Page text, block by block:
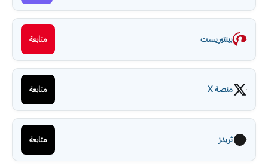
بينتيريست متابعة
منصة X متابعة
ثريدز متابعة